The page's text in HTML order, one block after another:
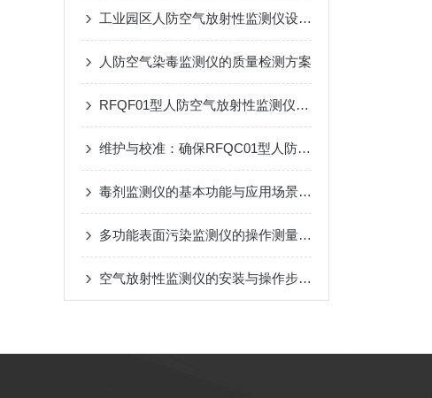
工业园区人防空气放射性监测仪设备设施着色规定
人防空气染毒监测仪的质量检测方案
RFQF01型人防空气放射性监测仪的安装与维护指南
维护与校准：确保RFQC01型人防生物报警器长期有效
毒剂监测仪的基本功能与应用场景说明
多功能表面污染监测仪的操作测量方法
空气放射性监测仪的安装与操作步骤介绍